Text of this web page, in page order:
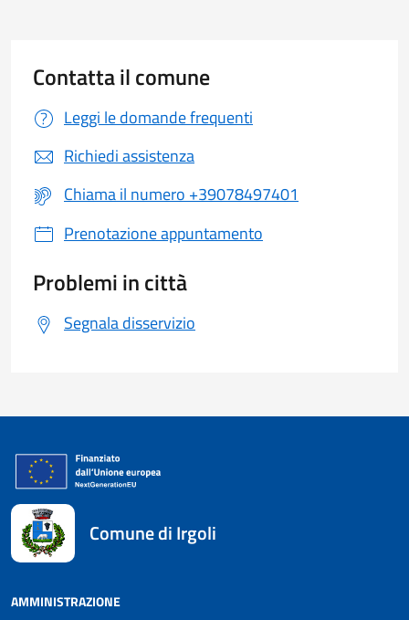
Contatta il comune
Leggi le domande frequenti
Richiedi assistenza
Chiama il numero +39078497401
Prenotazione appuntamento
Problemi in città
Segnala disservizio
Comune di Irgoli
AMMINISTRAZIONE